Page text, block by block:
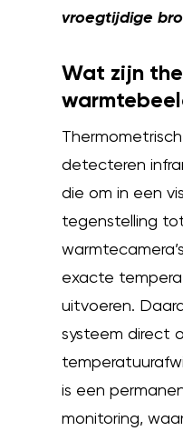
vroegtijdige
Wat zijn
detecteren
die om in een
tegenstelling
exacte
uitvoeren.
systeem direct
is een
monitoring,